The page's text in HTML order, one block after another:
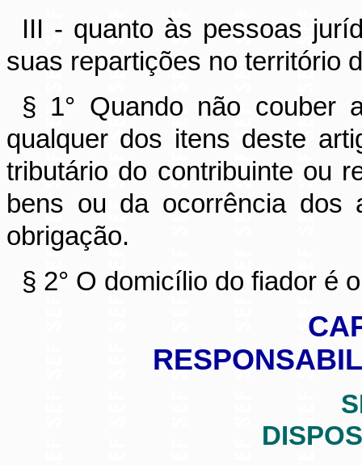
III - quanto às pessoas
suas repartições no território
§ 1° Quando não couber
qualquer dos itens deste
tributário do contribuinte ou
bens ou da ocorrência dos
obrigação.
§ 2° O domicílio do fiador é